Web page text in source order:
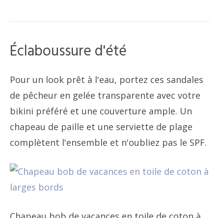
Éclaboussure d'été
Pour un look prêt à l'eau, portez ces sandales
de pêcheur en gelée transparente avec votre
bikini préféré et une couverture ample. Un
chapeau de paille et une serviette de plage
complètent l'ensemble et n'oubliez pas le SPF.